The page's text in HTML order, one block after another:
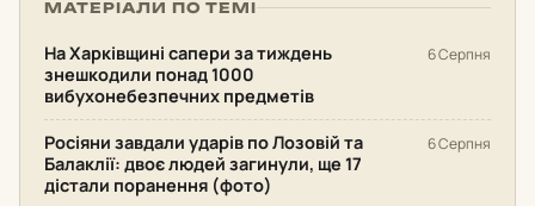
МАТЕРІАЛИ ПО ТЕМІ
На Харківщині сапери за тиждень
знешкодили понад 1000
вибухонебезпечних предметів
6 Серпня
Росіяни завдали ударів по Лозовій та
Балаклії: двоє людей загинули, ще 17
дістали поранення (фото)
6 Серпня